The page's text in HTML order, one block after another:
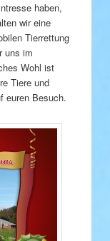
haben,
wir eine
Tierrettung
uns im
Wohl ist
Tiere und
euren Besuch.